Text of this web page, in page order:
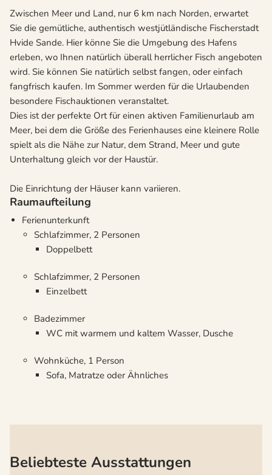
Zwischen Meer und Land, nur 6 km nach Norden, erwartet
Sie die gemütliche, authentisch westjütländische Fischerstadt
Hvide Sande. Hier könne Sie die Umgebung des Hafens
erleben, wo Ihnen natürlich überall herrlicher Fisch angeboten
wird. Sie können Sie natürlich selbst fangen, oder einfach
fangfrisch kaufen. Im Sommer werden für die Urlaubenden
besondere Fischauktionen veranstaltet.
Dies ist der perfekte Ort für einen aktiven Familienurlaub am
Meer, bei dem die Größe des Ferienhauses eine kleinere Rolle
spielt als die Nähe zur Natur, dem Strand, Meer und gute
Unterhaltung gleich vor der Haustür.
Die Einrichtung der Häuser kann variieren.
Raumaufteilung
Ferienunterkunft
Schlafzimmer, 2 Personen
Doppelbett
Schlafzimmer, 2 Personen
Einzelbett
Badezimmer
WC mit warmem und kaltem Wasser, Dusche
Wohnküche, 1 Person
Sofa, Matratze oder Ähnliches
Beliebteste Ausstattungen